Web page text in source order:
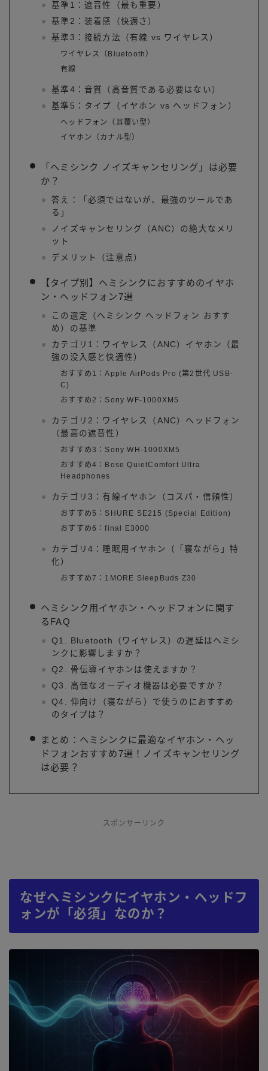
基準1：遮音性（最も重要）
基準2：装着感（快適さ）
基準3：接続方法（有線 vs ワイヤレス）
ワイヤレス（Bluetooth）
有線
基準4：音質（高音質である必要はない）
基準5：タイプ（イヤホン vs ヘッドフォン）
ヘッドフォン（耳覆い型）
イヤホン（カナル型）
「ヘミシンク ノイズキャンセリング」は必要
か？
答え：「必須ではないが、最強のツールであ
る」
ノイズキャンセリング（ANC）の絶大なメリ
ット
デメリット（注意点）
【タイプ別】ヘミシンクにおすすめのイヤホ
ン・ヘッドフォン7選
この選定（ヘミシンク ヘッドフォン おすす
め）の基準
カテゴリ1：ワイヤレス（ANC）イヤホン（最
強の没入感と快適性）
おすすめ1：Apple AirPods Pro (第2世代 USB-
C)
おすすめ2：Sony WF-1000XM5
カテゴリ2：ワイヤレス（ANC）ヘッドフォン
（最高の遮音性）
おすすめ3：Sony WH-1000XM5
おすすめ4：Bose QuietComfort Ultra
Headphones
カテゴリ3：有線イヤホン（コスパ・信頼性）
おすすめ5：SHURE SE215 (Special Edition)
おすすめ6：final E3000
カテゴリ4：睡眠用イヤホン（「寝ながら」特
化）
おすすめ7：1MORE SleepBuds Z30
ヘミシンク用イヤホン・ヘッドフォンに関す
るFAQ
Q1. Bluetooth（ワイヤレス）の遅延はヘミシ
ンクに影響しますか？
Q2. 骨伝導イヤホンは使えますか？
Q3. 高価なオーディオ機器は必要ですか？
Q4. 仰向け（寝ながら）で使うのにおすすめ
のタイプは？
まとめ：ヘミシンクに最適なイヤホン・ヘッ
ドフォンおすすめ7選！ノイズキャンセリング
は必要？
スポンサーリンク
なぜヘミシンクにイヤホン・ヘッドフ
ォンが「必須」なのか？